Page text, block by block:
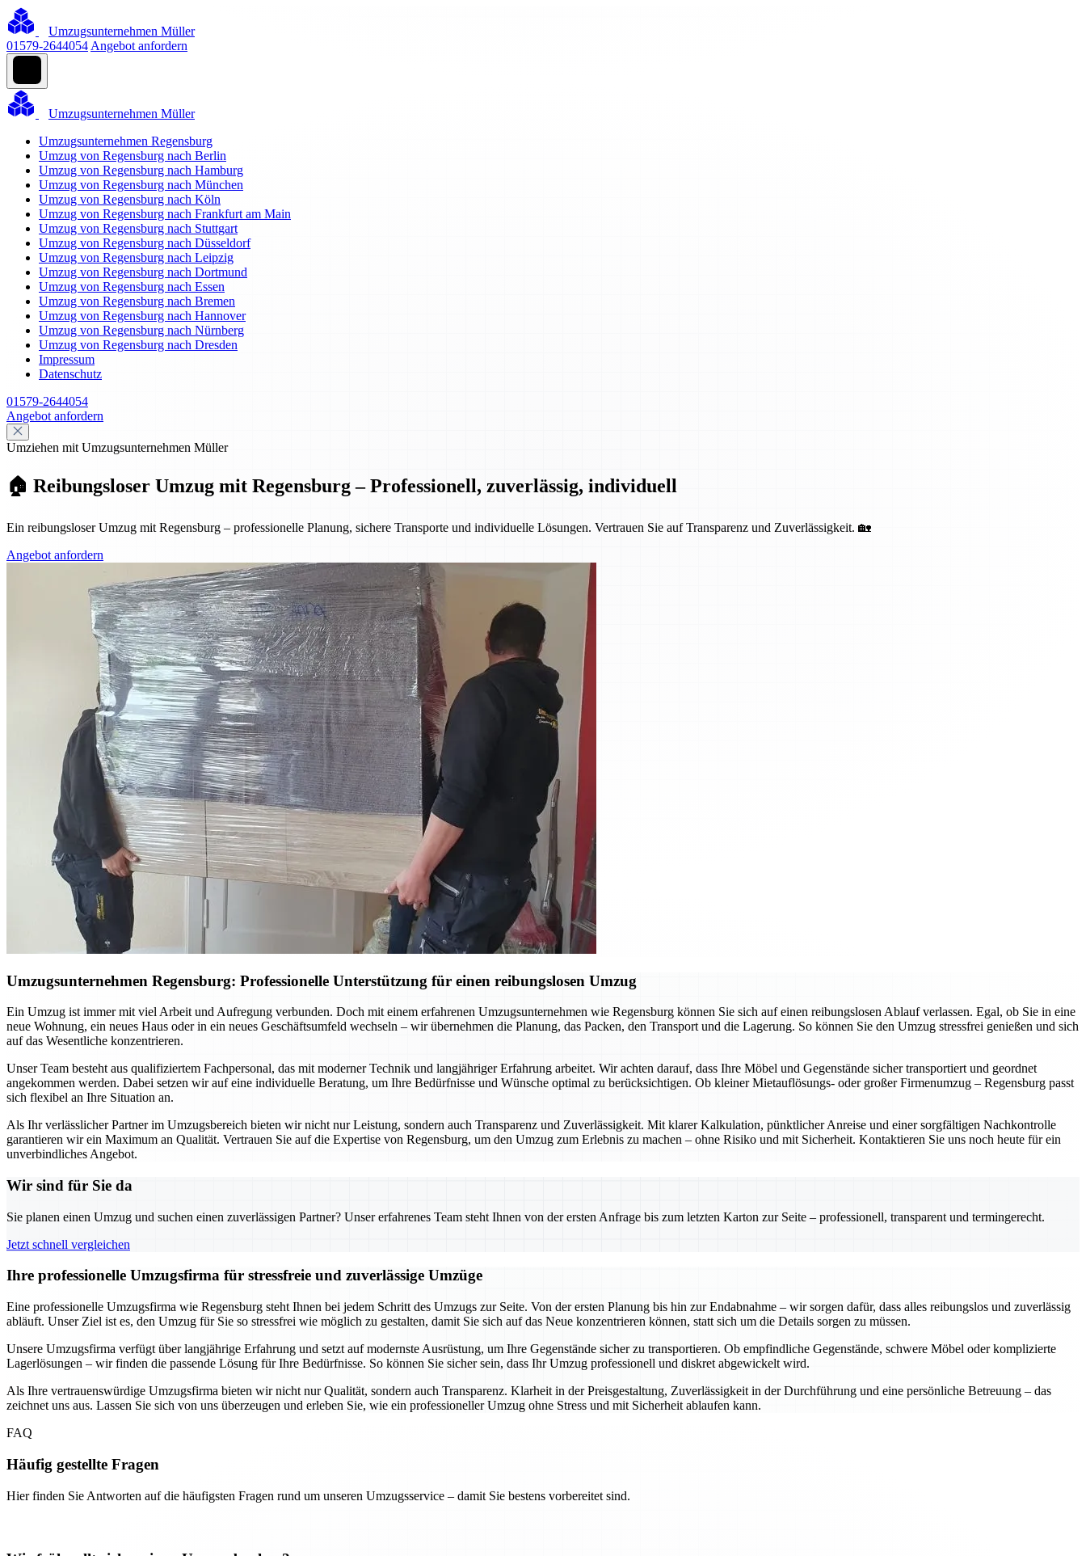
Umzugsunternehmen Müller
01579-2644054 Angebot anfordern
Umzugsunternehmen Müller
Umzugsunternehmen Regensburg
Umzug von Regensburg nach Berlin
Umzug von Regensburg nach Hamburg
Umzug von Regensburg nach München
Umzug von Regensburg nach Köln
Umzug von Regensburg nach Frankfurt am Main
Umzug von Regensburg nach Stuttgart
Umzug von Regensburg nach Düsseldorf
Umzug von Regensburg nach Leipzig
Umzug von Regensburg nach Dortmund
Umzug von Regensburg nach Essen
Umzug von Regensburg nach Bremen
Umzug von Regensburg nach Hannover
Umzug von Regensburg nach Nürnberg
Umzug von Regensburg nach Dresden
Impressum
Datenschutz
01579-2644054
Angebot anfordern
Umziehen mit Umzugsunternehmen Müller
🏠 Reibungsloser Umzug mit Regensburg – Professionell, zuverlässig, individuell
Ein reibungsloser Umzug mit Regensburg – professionelle Planung, sichere Transporte und individuelle Lösungen. Vertrauen Sie auf Transparenz und Zuverlässigkeit. 🏡
Angebot anfordern
Umzugsunternehmen Regensburg: Professionelle Unterstützung für einen reibungslosen Umzug
Ein Umzug ist immer mit viel Arbeit und Aufregung verbunden. Doch mit einem erfahrenen Umzugsunternehmen wie Regensburg können Sie sich auf einen reibungslosen Ablauf verlassen. Egal, ob Sie in eine
neue Wohnung, ein neues Haus oder in ein neues Geschäftsumfeld wechseln – wir übernehmen die Planung, das Packen, den Transport und die Lagerung. So können Sie den Umzug stressfrei genießen und sich
auf das Wesentliche konzentrieren.
Unser Team besteht aus qualifiziertem Fachpersonal, das mit moderner Technik und langjähriger Erfahrung arbeitet. Wir achten darauf, dass Ihre Möbel und Gegenstände sicher transportiert und geordnet
angekommen werden. Dabei setzen wir auf eine individuelle Beratung, um Ihre Bedürfnisse und Wünsche optimal zu berücksichtigen. Ob kleiner Mietauflösungs- oder großer Firmenumzug – Regensburg passt
sich flexibel an Ihre Situation an.
Als Ihr verlässlicher Partner im Umzugsbereich bieten wir nicht nur Leistung, sondern auch Transparenz und Zuverlässigkeit. Mit klarer Kalkulation, pünktlicher Anreise und einer sorgfältigen Nachkontrolle
garantieren wir ein Maximum an Qualität. Vertrauen Sie auf die Expertise von Regensburg, um den Umzug zum Erlebnis zu machen – ohne Risiko und mit Sicherheit. Kontaktieren Sie uns noch heute für ein
unverbindliches Angebot.
Wir sind für Sie da
Sie planen einen Umzug und suchen einen zuverlässigen Partner? Unser erfahrenes Team steht Ihnen von der ersten Anfrage bis zum letzten Karton zur Seite – professionell, transparent und termingerecht.
Jetzt schnell vergleichen
Ihre professionelle Umzugsfirma für stressfreie und zuverlässige Umzüge
Eine professionelle Umzugsfirma wie Regensburg steht Ihnen bei jedem Schritt des Umzugs zur Seite. Von der ersten Planung bis hin zur Endabnahme – wir sorgen dafür, dass alles reibungslos und zuverlässig
abläuft. Unser Ziel ist es, den Umzug für Sie so stressfrei wie möglich zu gestalten, damit Sie sich auf das Neue konzentrieren können, statt sich um die Details sorgen zu müssen.
Unsere Umzugsfirma verfügt über langjährige Erfahrung und setzt auf modernste Ausrüstung, um Ihre Gegenstände sicher zu transportieren. Ob empfindliche Gegenstände, schwere Möbel oder komplizierte
Lagerlösungen – wir finden die passende Lösung für Ihre Bedürfnisse. So können Sie sicher sein, dass Ihr Umzug professionell und diskret abgewickelt wird.
Als Ihre vertrauenswürdige Umzugsfirma bieten wir nicht nur Qualität, sondern auch Transparenz. Klarheit in der Preisgestaltung, Zuverlässigkeit in der Durchführung und eine persönliche Betreuung – das
zeichnet uns aus. Lassen Sie sich von uns überzeugen und erleben Sie, wie ein professioneller Umzug ohne Stress und mit Sicherheit ablaufen kann.
FAQ
Häufig gestellte Fragen
Hier finden Sie Antworten auf die häufigsten Fragen rund um unseren Umzugsservice – damit Sie bestens vorbereitet sind.